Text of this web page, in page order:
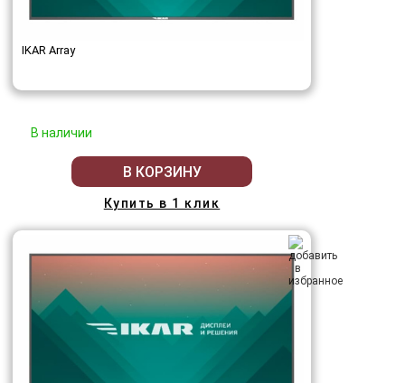
IKAR Array
В наличии
В КОРЗИНУ
Купить в 1 клик